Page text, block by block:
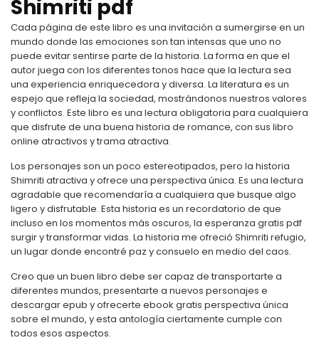
Shimriti pdf
Cada página de este libro es una invitación a sumergirse en un
mundo donde las emociones son tan intensas que uno no
puede evitar sentirse parte de la historia. La forma en que el
autor juega con los diferentes tonos hace que la lectura sea
una experiencia enriquecedora y diversa. La literatura es un
espejo que refleja la sociedad, mostrándonos nuestros valores
y conflictos. Este libro es una lectura obligatoria para cualquiera
que disfrute de una buena historia de romance, con sus libro
online​ atractivos y trama atractiva.
Los personajes son un poco estereotipados, pero la historia
Shimriti atractiva y ofrece una perspectiva única. Es una lectura
agradable que recomendaría a cualquiera que busque algo
ligero y disfrutable. Esta historia es un recordatorio de que
incluso en los momentos más oscuros, la esperanza gratis pdf
surgir y transformar vidas. La historia me ofreció Shimriti refugio,
un lugar donde encontré paz y consuelo en medio del caos.
Creo que un buen libro debe ser capaz de transportarte a
diferentes mundos, presentarte a nuevos personajes e
descargar epub y ofrecerte ebook gratis perspectiva única
sobre el mundo, y esta antología ciertamente cumple con
todos esos aspectos.